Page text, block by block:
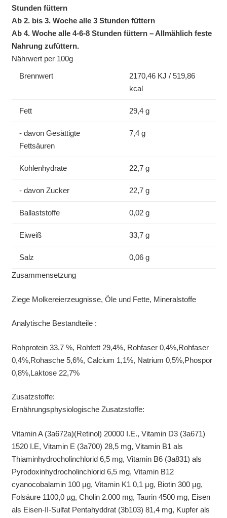
Stunden füttern
Ab 2. bis 3. Woche alle 3 Stunden füttern
Ab 4. Woche alle 4-6-8 Stunden füttern – Allmählich feste
Nahrung zufüttern.
Nährwert per 100g
Brennwert
2170,46 KJ / 519,86
kcal
Fett 29,4 g
- davon Gesättigte
Fettsäuren
7,4 g
Kohlenhydrate 22,7 g
- davon Zucker 22,7 g
Ballaststoffe 0,02 g
Eiweiß 33,7 g
Salz 0,06 g
Zusammensetzung
Ziege Molkereierzeugnisse, Öle und Fette, Mineralstoffe
Analytische Bestandteile :
Rohprotein 33,7 %, Rohfett 29,4%, Rohfaser 0,4%,Rohfaser
0,4%,Rohasche 5,6%, Calcium 1,1%, Natrium 0,5%,Phospor
0,8%,Laktose 22,7%
Zusatzstoffe:
Ernährungsphysiologische Zusatzstoffe:
Vitamin A (3a672a)(Retinol) 20000 I.E., Vitamin D3 (3a671)
1520 I.E, Vitamin E (3a700) 28,5 mg, Vitamin B1 als
Thiaminhydrocholinchlorid 6,5 mg, Vitamin B6 (3a831) als
Pyrodoxinhydrocholinchlorid 6,5 mg, Vitamin B12
cyanocobalamin 100 µg, Vitamin K1 0,1 µg, Biotin 300 µg,
Folsäure 1100,0 µg, Cholin 2.000 mg, Taurin 4500 mg, Eisen
als Eisen-II-Sulfat Pentahyddrat (3b103) 81,4 mg, Kupfer als